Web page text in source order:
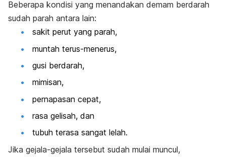
Beberapa kondisi yang menandakan demam berdarah
sudah parah antara lain:
sakit perut yang parah,
muntah terus-menerus,
gusi berdarah,
mimisan,
pernapasan cepat,
rasa gelisah, dan
tubuh terasa sangat lelah.
Jika gejala-gejala tersebut sudah mulai muncul,